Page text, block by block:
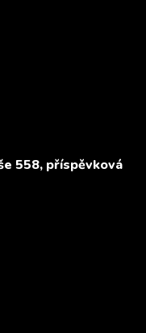
558, příspěvková